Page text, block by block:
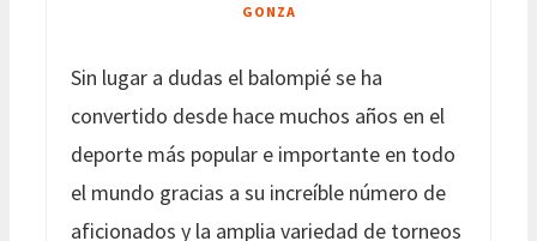
GONZA
Sin lugar a dudas el balompié se ha
convertido desde hace muchos años en el
deporte más popular e importante en todo
el mundo gracias a su increíble número de
aficionados y la amplia variedad de torneos